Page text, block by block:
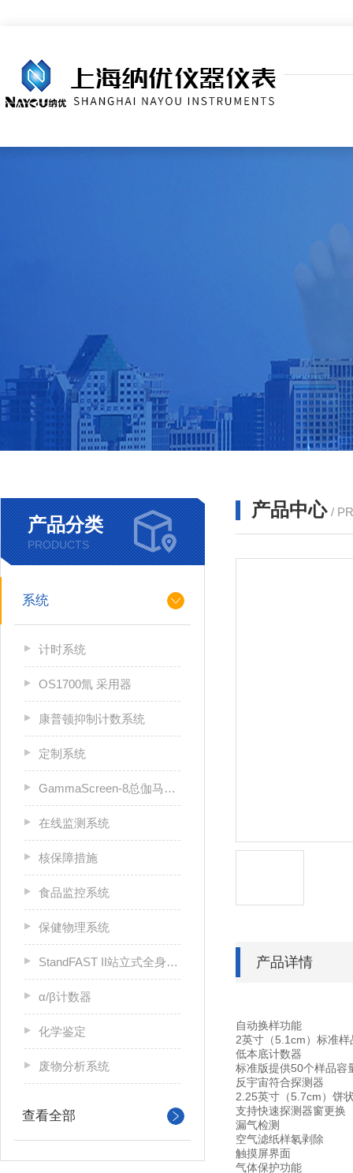
产品分类
PRODUCTS
系统
计时系统
OS1700氚 采用器
康普顿抑制计数系统
定制系统
GammaScreen-8总伽马筛查计数器
在线监测系统
核保障措施
食品监控系统
保健物理系统
StandFAST II站立式全身计数器
α/β计数器
化学鉴定
废物分析系统
查看全部
产品中心 /
产品详情
自动换样功能
2英寸（5.1cm）标准样
低本底计数器
标准版提供50个样品容
反宇宙符合探测器
2.25英寸（5.7cm）饼
支持快速探测器窗更换
漏气检测
空气滤纸样氡剥除
触摸屏界面
气体保护功能